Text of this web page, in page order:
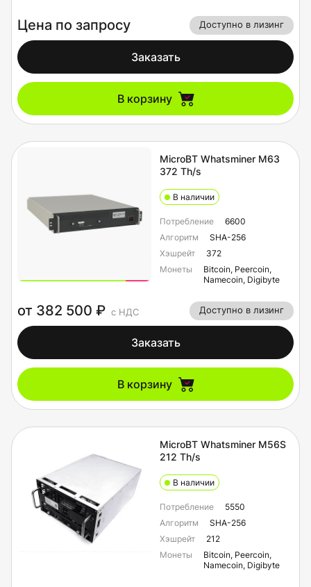
Цена по запросу Доступно в лизинг
Заказать
В корзину
MicroBT Whatsminer M63
372 Th/s
В наличии
Потребление
6600
Алгоритм
SHA-256
Хэшрейт
372
Монеты
Bitcoin, Peercoin,
Namecoin, Digibyte
от 382 500 ₽ с НДС Доступно в лизинг
Заказать
В корзину
MicroBT Whatsminer M56S
212 Th/s
В наличии
Потребление
5550
Алгоритм
SHA-256
Хэшрейт
212
Монеты
Bitcoin, Peercoin,
Namecoin, Digibyte